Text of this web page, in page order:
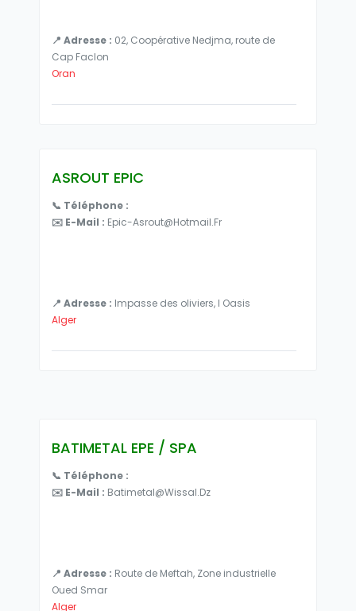
📍 Adresse : 02, Coopérative Nedjma, route de
Cap Faclon
Oran
ASROUT EPIC
📞 Téléphone :
✉️ E-Mail : Epic-Asrout@hotmail.fr
📍 Adresse : Impasse des oliviers, l Oasis
Alger
BATIMETAL EPE / SPA
📞 Téléphone :
✉️ E-Mail : Batimetal@wissal.dz
📍 Adresse : Route de Meftah, Zone industrielle
Oued Smar
Alger